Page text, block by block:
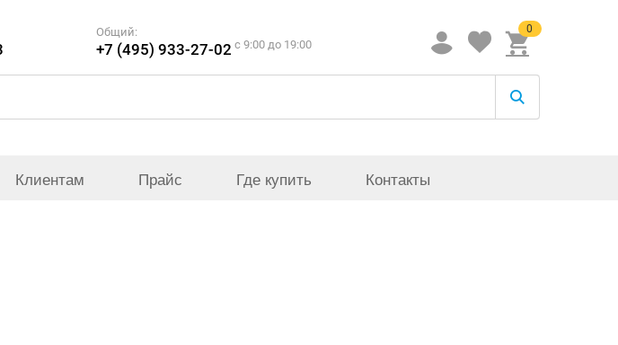
Общий:
+7 (495) 933-27-02 c 9:00 до 19:00
0
Клиентам Прайс Где купить Контакты